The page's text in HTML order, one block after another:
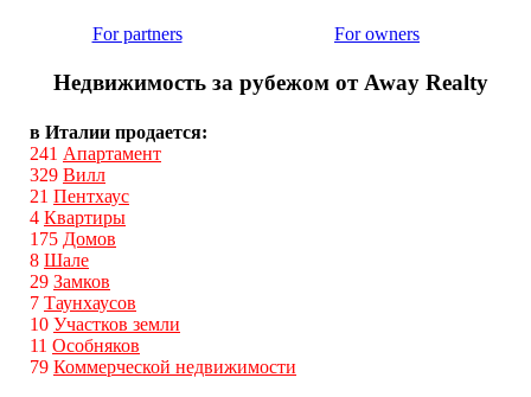
For partners For owners
Недвижимость за рубежом от Away Realty
в Италии продается:
241 Апартамент
329 Вилл
21 Пентхаус
4 Квартиры
175 Домов
8 Шале
29 Замков
7 Таунхаусов
10 Участков земли
11 Особняков
79 Коммерческой недвижимости